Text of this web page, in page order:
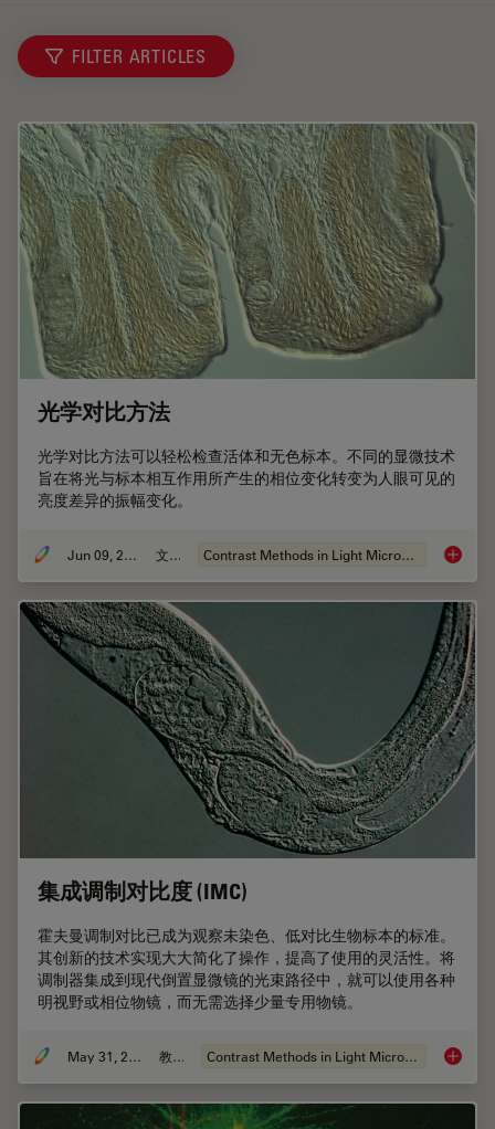
FILTER ARTICLES
光学对比方法
光学对比方法可以轻松检查活体和无色标本。不同的显微技术
旨在将光与标本相互作用所产生的相位变化转变为人眼可见的
亮度差异的振幅变化。
Jun 09, 2011 文章 Contrast Methods in Light Microscopy 光学对
集成调制对比度 (IMC)
霍夫曼调制对比已成为观察未染色、低对比生物标本的标准。
其创新的技术实现大大简化了操作，提高了使用的灵活性。将
调制器集成到现代倒置显微镜的光束路径中，就可以使用各种
明视野或相位物镜，而无需选择少量专用物镜。
May 31, 2011 教程 Contrast Methods in Light Microscopy 集成调